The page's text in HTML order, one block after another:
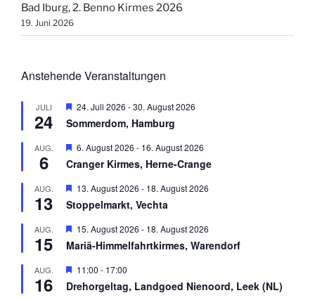
Bad Iburg, 2. Benno Kirmes 2026
19. Juni 2026
Anstehende Veranstaltungen
JULI
24
H
r
o
r
e
h
o
e
24. Juli 2026 -30. August 2026
Sommerdom, Hamburg
AUG.
6
H
r
o
r
e
h
o
e
6. August 2026 - 16. August 2026
Cranger Kirmes, Herne-Crange
AUG.
13
H
r
o
r
e
h
o
13. August 2026 - 18. August 2026
Stoppelmarkt, Vechta
AUG.
15
H
r
o
r
15. August 2026 - 18. August 2026
Mariä-Himmelfahrtkirmes, Warendorf
AUG.
16
H
r
11:00 - 17:00
Drehorgeltag, Landgoed Nienoord, Leek (NL)